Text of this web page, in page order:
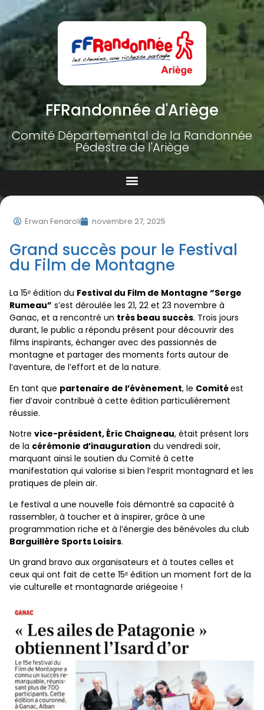
FFRandonnée d'Ariège
Comité Départemental de la Randonnée
Pédestre de l'Ariège
Erwan Fenaroli novembre 27, 2025
Grand succès pour le Festival
du Film de Montagne
La 15ᵉ édition du Festival du Film de Montagne “Serge
Rumeau” s’est déroulée les 21, 22 et 23 novembre à
Ganac, et a rencontré un très beau succès. Trois jours
durant, le public a répondu présent pour découvrir des
films inspirants, échanger avec des passionnés de
montagne et partager des moments forts autour de
l’aventure, de l’effort et de la nature.
En tant que partenaire de l’évènement, le Comitéest
fier d’avoir contribué à cette édition particulièrement
réussie.
Notre vice-président, Éric Chaigneau, était présent lors
de la cérémonie d’inauguration du vendredi soir,
marquant ainsi le soutien du Comité à cette
manifestation qui valorise si bien l’esprit montagnard et les
pratiques de plein air.
Le festival a une nouvelle fois démontré sa capacité à
rassembler, à toucher et à inspirer, grâce à une
programmation riche et à l’énergie des bénévoles du club
Barguillère Sports Loisirs.
Un grand bravo aux organisateurs et à toutes celles et
ceux qui ont fait de cette 15ᵉ édition un moment fort de la
vie culturelle et montagnarde ariégeoise !